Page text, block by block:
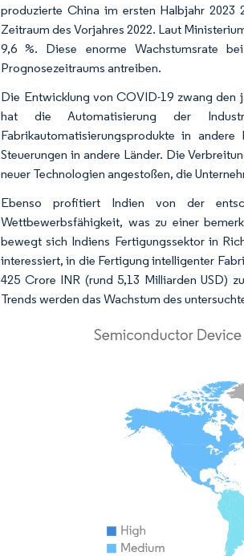
produzierte China im ersten Halbjahr 2023
Zeitraum des Vorjahres 2022. Laut
9,6 %. Diese enorme Wachstumsrate
Prognosezeitraums antreiben.
Die Entwicklung von COVID-19 zwang den
hat die Automatisierung der
Fabrikautomatisierungsprodukte in
Steuerungen in andere Länder. Die
neuer Technologien angestoßen, die
Ebenso profitiert Indien von der
Wettbewerbsfähigkeit, was zu einer
bewegt sich Indiens Fertigungssektor in
interessiert, in die Fertigung intelligenter
425 Crore INR (rund 5,13 Milliarden USD)
Trends werden das Wachstum des